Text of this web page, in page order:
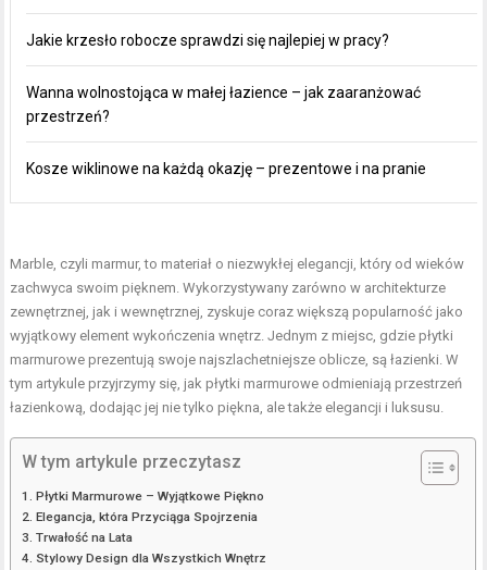
Jakie krzesło robocze sprawdzi się najlepiej w pracy?
Wanna wolnostojąca w małej łazience – jak zaaranżować
przestrzeń?
Kosze wiklinowe na każdą okazję – prezentowe i na pranie
Marble, czyli marmur, to materiał o niezwykłej elegancji, który od wieków
zachwyca swoim pięknem. Wykorzystywany zarówno w architekturze
zewnętrznej, jak i wewnętrznej, zyskuje coraz większą popularność jako
wyjątkowy element wykończenia wnętrz. Jednym z miejsc, gdzie płytki
marmurowe prezentują swoje najszlachetniejsze oblicze, są łazienki. W
tym artykule przyjrzymy się, jak płytki marmurowe odmieniają przestrzeń
łazienkową, dodając jej nie tylko piękna, ale także elegancji i luksusu.
W tym artykule przeczytasz
Płytki Marmurowe – Wyjątkowe Piękno
Elegancja, która Przyciąga Spojrzenia
Trwałość na Lata
Stylowy Design dla Wszystkich Wnętrz